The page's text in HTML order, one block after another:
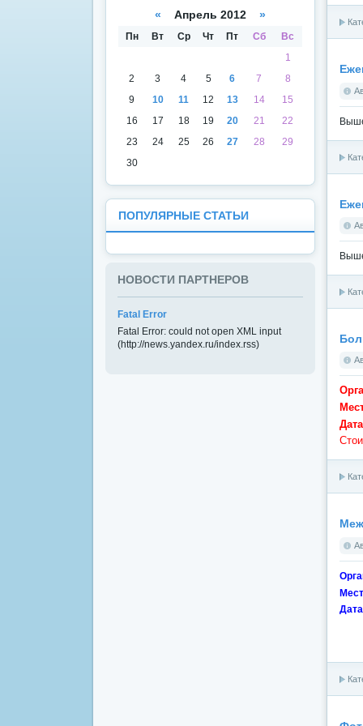
« Апрель 2012 »
Пн Вт Ср Чт Пт Сб
Вс
1
2
3 4 5 6 7
8
9
10 11 12 13 14
15
16
17 18 19 20 21
22
23
24 25 26 27 28
29
30
ПОПУЛЯРНЫЕ СТАТЬИ
НОВОСТИ ПАРТНЕРОВ
Fatal Error
Fatal Error: could not open XML input
(http://news.yandex.ru/index.rss)